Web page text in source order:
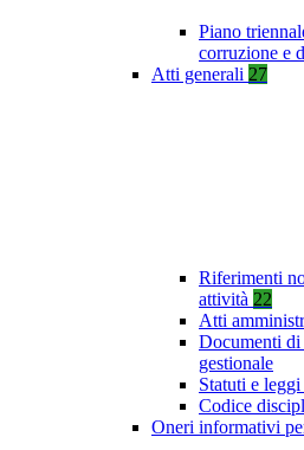
Piano
corruzione e
Atti generali 27
Riferimenti
attività 22
Atti
Documenti di
gestionale
Statuti e
Codice
Oneri informativi